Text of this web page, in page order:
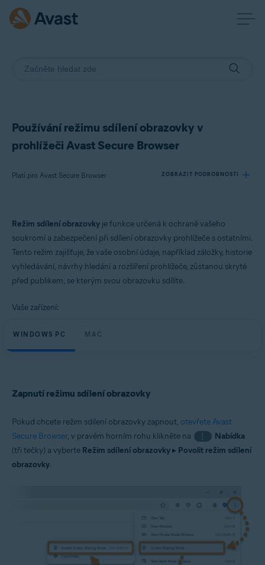
Používání režimu sdílení obrazovky v
prohlížeči Avast Secure Browser
Platí pro Avast Secure Browser ZOBRAZIT PODROBNOSTI
Produkty:
Avast Secure Browser
Windows a macOS
Režim sdílení obrazovky je funkce určená k ochraně vašeho
soukromí a zabezpečení při sdílení obrazovky prohlížeče s ostatními.
Tento režim zajišťuje, že vaše osobní údaje, například záložky, historie
vyhledávání, návrhy hledání a rozšíření prohlížeče, zůstanou skryté
před publikem, se kterým svou obrazovku sdílíte.
Vaše zařízení:
WINDOWS PC MAC
Zapnutí režimu sdílení obrazovky
Pokud chcete režim sdílení obrazovky zapnout, otevřete Avast
Secure Browser, v pravém horním rohu klikněte na ⋮
Nabídka
(tři tečky) a vyberte Režim sdílení obrazovky▸ Povolit režim sdílení
obrazovky.